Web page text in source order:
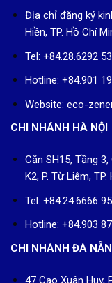
Địa chỉ đăng ký
Hiền, TP. Hồ Chí
Tel: +84.28.6292
Hotline: +84.901
Website: eco-
CHI NHÁNH HÀ NỘI
Căn SH15, Tầng
K2, P. Từ Liêm,
Tel: +84.24.6666
Hotline: +84.903
CHI NHÁNH ĐÀ
47 Cao Xuân Huy,